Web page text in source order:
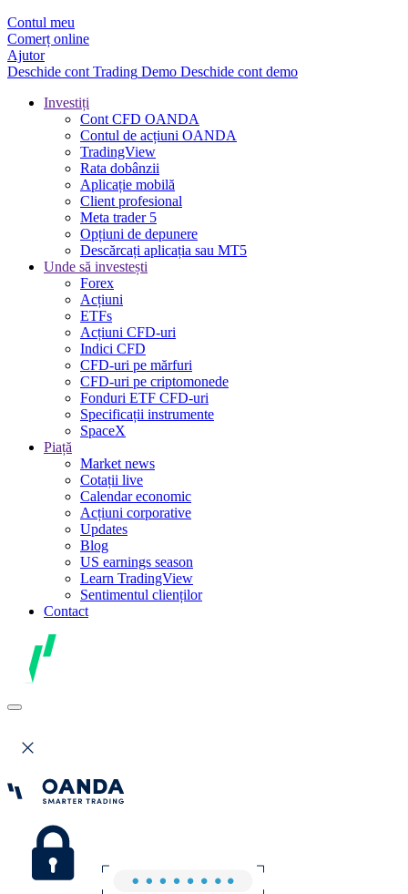
Contul meu
Comerț online
Ajutor
Deschide cont Trading Demo Deschide cont demo
Investiți
Cont CFD OANDA
Contul de acțiuni OANDA
TradingView
Rata dobânzii
Aplicație mobilă
Client profesional
Meta trader 5
Opțiuni de depunere
Descărcați aplicația sau MT5
Unde să investești
Forex
Acțiuni
ETFs
Acțiuni CFD-uri
Indici CFD
CFD-uri pe mărfuri
CFD-uri pe criptomonede
Fonduri ETF CFD-uri
Specificații instrumente
SpaceX
Piață
Market news
Cotații live
Calendar economic
Acțiuni corporative
Updates
Blog
US earnings season
Learn TradingView
Sentimentul clienților
Contact